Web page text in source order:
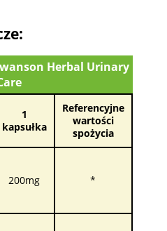
Herbal Urinary
1
kapsułka
Referencyjne
wartości
spożycia
200mg *